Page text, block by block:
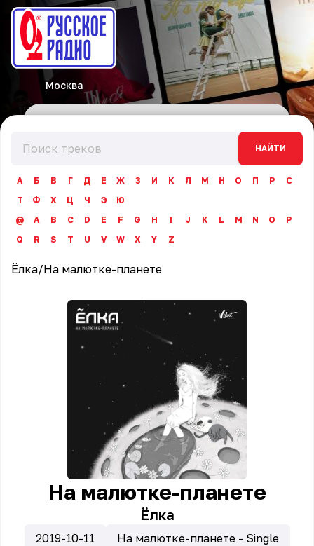
Москва
НАЙТИ
А Б В Г Д Е Ж З И К Л М Н О П Р
С
Т
Ф Х Ц Ч Э
Ю
@
A B C D E F G H I J K L M N O
P
Q
R S T U V W X Y Z
Ёлка/На малютке-планете
На малютке-планете
Ёлка
2019-10-11
На малютке-планете - Single